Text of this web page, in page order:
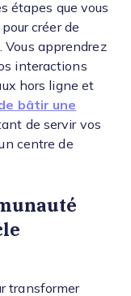
étapes que vous
créer de
. Vous apprendrez
interactions
hors ligne et
bâtir une
de servir vos
centre de
transformer